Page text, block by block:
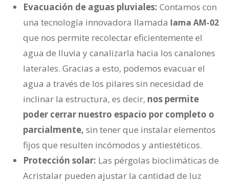
Evacuación de aguas pluviales: Contamos con
una tecnología innovadora llamada lama AM-02
que nos permite recolectar eficientemente el
agua de lluvia y canalizarla hacia los canalones
laterales. Gracias a esto, podemos evacuar el
agua a través de los pilares sin necesidad de
inclinar la estructura, es decir, nos permite
poder cerrar nuestro espacio por completo o
parcialmente, sin tener que instalar elementos
fijos que resulten incómodos y antiestéticos.
Protección solar: Las pérgolas bioclimáticas de
Acristalar pueden ajustar la cantidad de luz